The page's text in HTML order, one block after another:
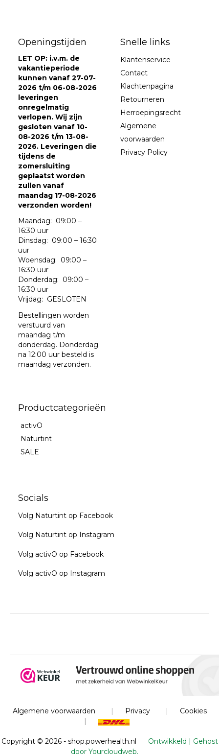
Openingstijden
LET OP: i.v.m. de
vakantieperiode
kunnen vanaf 27-07-
2026 t/m 06-08-2026
leveringen
onregelmatig
verlopen. Wij zijn
gesloten vanaf 10-
08-2026 t/m 13-08-
2026. Leveringen die
tijdens de
zomersluiting
geplaatst worden
zullen vanaf
maandag 17-08-2026
verzonden worden!
Maandag: 09:00 –
16:30 uur
Dinsdag: 09:00 – 16:30
uur
Woensdag: 09:00 –
16:30 uur
Donderdag: 09:00 –
16:30 uur
Vrijdag: GESLOTEN
Bestellingen worden
verstuurd van
maandag t/m
donderdag. Donderdag
na 12:00 uur besteld is
maandag verzonden.
Snelle links
Klantenservice
Contact
Klachtenpagina
Retourneren
Herroepingsrecht
Algemene
voorwaarden
Privacy Policy
Productcategorieën
activO
Naturtint
SALE
Socials
Volg Naturtint op Facebook
Volg Naturtint op Instagram
Volg activO op Facebook
Volg activO op Instagram
Algemene voorwaarden Privacy
Cookies
Copyright © 2026 - shop.powerhealth.nl
Ontwikkeld | Gehost
door Yourcloudweb.